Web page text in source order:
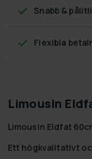
Snabb &
Flexibla
Limousin
Limousin Eldfat
Ett högkvalitativt